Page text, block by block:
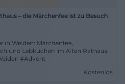
– die Märchenfee ist zu Besuch
in Weiden: Märchenfee,
und Lebkuchen im Alten Rathaus.
#Advent
Kostenlos